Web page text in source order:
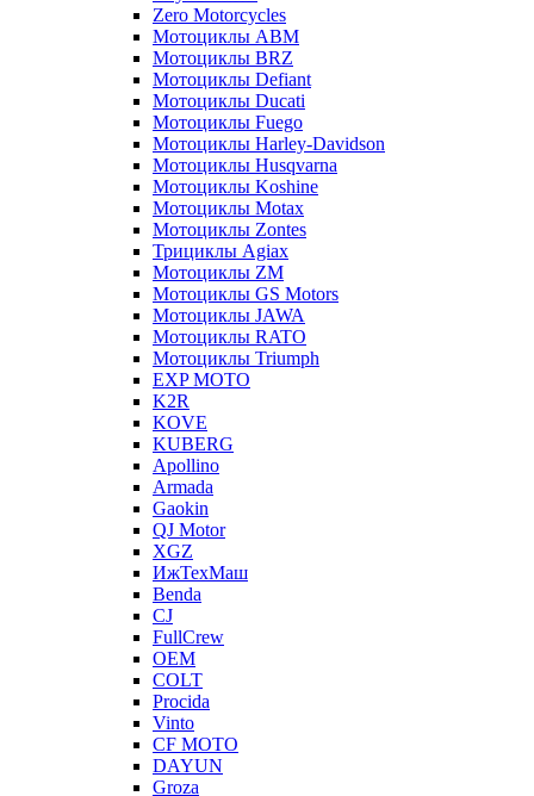
Zero Motorcycles
Мотоциклы ABM
Мотоциклы BRZ
Мотоциклы Defiant
Мотоциклы Ducati
Мотоциклы Fuego
Мотоциклы Harley-Davidson
Мотоциклы Husqvarna
Мотоциклы Koshine
Мотоциклы Motax
Мотоциклы Zontes
Трициклы Agiax
Мотоциклы ZM
Мотоциклы GS Motors
Мотоциклы JAWA
Мотоциклы RATO
Мотоциклы Triumph
EXP MOTO
K2R
KOVE
KUBERG
Apollino
Armada
Gaokin
QJ Motor
XGZ
ИжТехМаш
Benda
CJ
FullCrew
OEM
COLT
Procida
Vinto
CF MOTO
DAYUN
Groza